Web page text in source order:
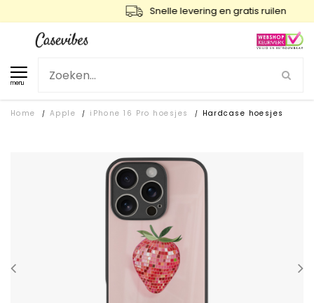
Snelle levering en gratis ruilen
menu
Home / Apple / iPhone 16 Pro hoesjes / Hardcase hoesjes